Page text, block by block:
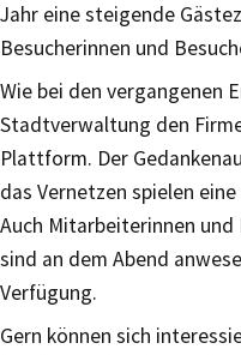
Jahr eine steigende
Besucherinnen und
Wie bei den vergangenen
Stadtverwaltung den
Plattform. Der
das Vernetzen spielen
Auch Mitarbeiterinnen
sind an dem Abend
Verfügung.
Gern können sich